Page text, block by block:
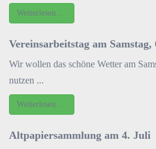
Weiterlesen …
Vereinsarbeitstag am Samstag,
Wir wollen das schöne Wetter am
nutzen ...
Weiterlesen …
Altpapiersammlung am 4. Juli